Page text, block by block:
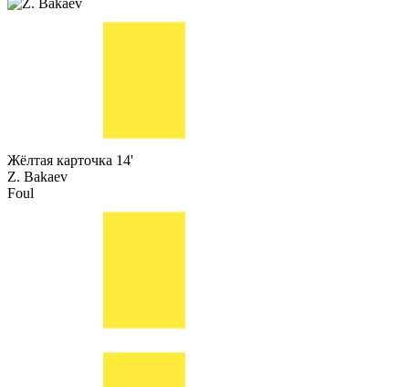
Жёлтая карточка 14'
Z. Bakaev
Foul